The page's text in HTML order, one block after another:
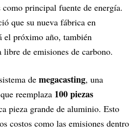
principal fuente de energía.
que su nueva fábrica en
el próximo año, también
de emisiones de carbono.
de megacasting, una
reemplaza 100 piezas
pieza grande de aluminio. Esto
costos como las emisiones dentro